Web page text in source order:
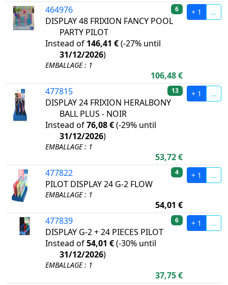
464976
DISPLAY 48 FRIXION FANCY POOL
PARTY PILOT
Instead of 146,41 €(-27% until
31/12/2026)
EMBALLAGE : 1
6
106,48 €
+ 1 ...
477815
DISPLAY 24 FRIXION HERALBONY
BALL PLUS - NOIR
Instead of76,08 €(-29% until
31/12/2026)
EMBALLAGE : 1
13
53,72 €
+ 1 ...
477822
PILOT DISPLAY 24 G-2 FLOW
EMBALLAGE : 1
4
54,01 €
+ 1 ...
477839
DISPLAY G-2 + 24 PIECES PILOT
Instead of54,01 €(-30% until
31/12/2026)
EMBALLAGE : 1
6
37,75 €
+ 1 ...